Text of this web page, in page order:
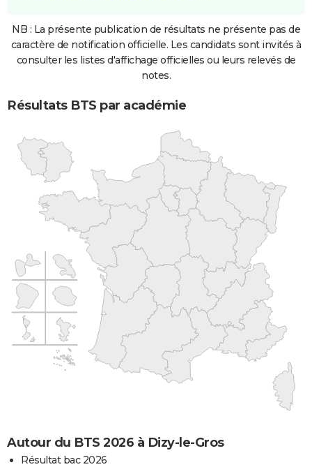
NB : La présente publication de résultats ne présente pas de
caractère de notification officielle. Les candidats sont invités à
consulter les listes d'affichage officielles ou leurs relevés de
notes.
Résultats BTS par académie
Autour du BTS 2026 à Dizy-le-Gros
Résultat bac 2026